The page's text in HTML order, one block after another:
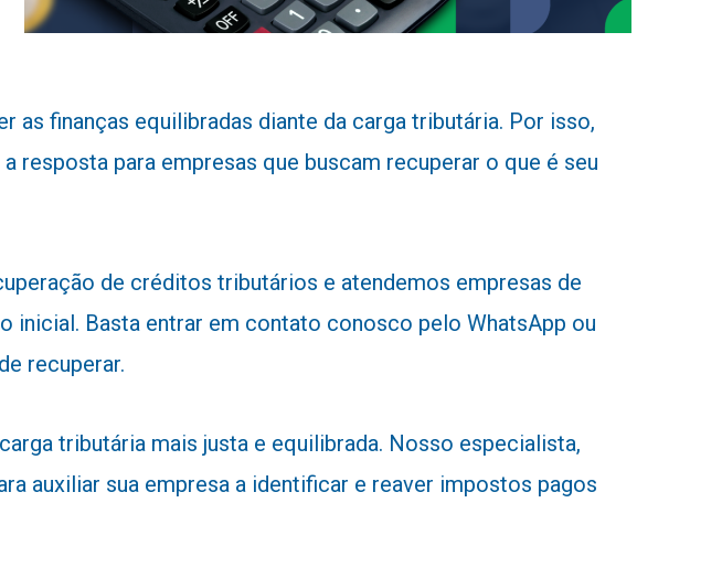
as finanças equilibradas diante da carga tributária. Por isso,
para empresas que buscam recuperar o que é seu
de créditos tributários e atendemos empresas de
Basta entrar em contato conosco pelo WhatsApp ou
recuperar.
tributária mais justa e equilibrada. Nosso especialista,
auxiliar sua empresa a identificar e reaver impostos pagos